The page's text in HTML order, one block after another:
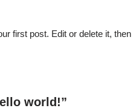
first post. Edit or delete it, then
world!”